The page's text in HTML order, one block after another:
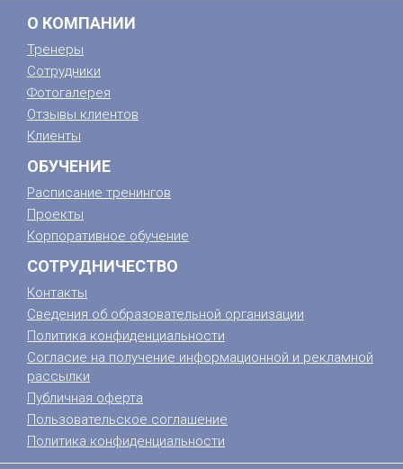
О КОМПАНИИ
Тренеры
Сотрудники
Фотогалерея
Отзывы клиентов
Клиенты
ОБУЧЕНИЕ
Расписание тренингов
Проекты
Корпоративное обучение
СОТРУДНИЧЕСТВО
Контакты
Сведения об образовательной организации
Политика конфиденциальности
Согласие на получение информационной и рекламной
рассылки
Публичная оферта
Пользовательское соглашение
Политика конфиденциальности